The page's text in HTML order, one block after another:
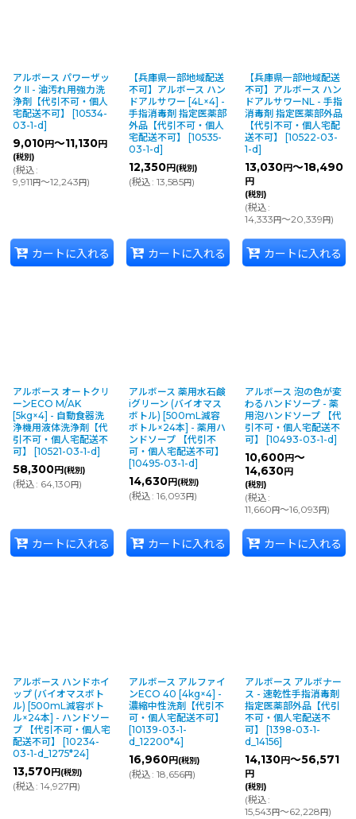
アルボース パワーザッ
ク II - 油汚れ用強力洗
浄剤【代引不可・個人
宅配送不可】
[10534-
03-1-d]
9,010円～11,130円
(税別)
(税込:
9,911 円～12,243 円)
カートに入れる
【兵庫県一部地域配送
不可】アルボース ハン
ドアルサワー [4L×4] -
手指消毒剤 指定医薬部
外品【代引不可・個人
宅配送不可】
[10535-
03-1-d]
12,350円 (税別)
(税込: 13,585円)
カートに入れる
【兵庫県一部地域配送
不可】アルボース ハン
ドアルサワーNL - 手指
消毒剤 指定医薬部外品
【代引不可・個人宅配
送不可】
[10522-03-
1-d]
13,030円～18,490
円
(税別)
(税込:
14,333 円～20,339 円)
カートに入れる
アルボース オートクリ
ーンECO M/AK
[5kg×4] - 自動食器洗
浄機用液体洗浄剤【代
引不可・個人宅配送不
可】
[10521-03-1-d]
58,300円 (税別)
(税込: 64,130 円)
カートに入れる
アルボース 薬用水石鹸
iグリーン (バイオマス
ボトル) [500mL減容
ボトル×24本] - 薬用ハ
ンドソープ 【代引不
可・個人宅配送不可】
[10495-03-1-d]
14,630円 (税別)
(税込: 16,093 円)
カートに入れる
アルボース 泡の色が変
わるハンドソープ - 薬
用泡ハンドソープ 【代
引不可・個人宅配送不
可】
[10493-03-1-d]
10,600円～
14,630円
(税別)
(税込:
11,660 円～16,093 円)
カートに入れる
アルボース ハンドホイ
ップ (バイオマスボト
ル) [500mL減容ボト
ル×24本] - ハンドソー
プ 【代引不可・個人宅
配送不可】
[10234-
03-1-d_1275*24]
13,570円 (税別)
(税込: 14,927 円)
アルボース アルファイ
ンECO 40 [4kg×4] -
濃縮中性洗剤【代引不
可・個人宅配送不可】
[10139-03-1-
d_12200*4]
16,960円 (税別)
(税込: 18,656円)
アルボース アルボナー
ス - 速乾性手指消毒剤
指定医薬部外品【代引
不可・個人宅配送不
可】
[1398-03-1-
d_14156]
14,130円～56,571
円
(税別)
(税込:
15,543 円～62,228 円)